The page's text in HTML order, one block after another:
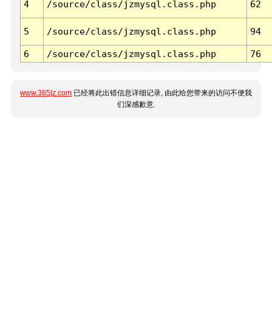
4 /source/class/jzmysql.class.php 62
5 /source/class/jzmysql.class.php 94
6 /source/class/jzmysql.class.php 76
www.365jz.com 已经将此出错信息详细记录, 由此给您带来的访问不便我
们深感歉意.